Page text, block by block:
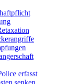
erfasst
senken